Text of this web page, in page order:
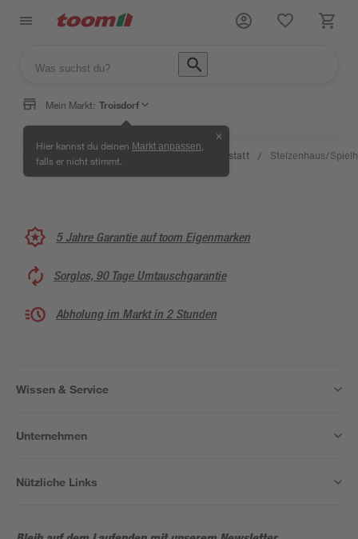
Mein Markt: Troisdorf
Hier kannst du deinen Markt anpassen
falls er nicht stimmt.
✕
Wissen
&
/
Selbermachen
& Ratgeber
Kreativwerkstatt / Stelzenhaus/
5 Jahre Garantie auf toom Eigenmarken
Sorglos, 90 Tage Umtauschgarantie
Abholung im Markt in 2 Stunden
Wissen & Service
Unternehmen
Nützliche Links